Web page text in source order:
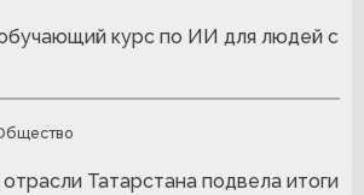
курс по ИИ для людей с
Татарстана подвела итоги